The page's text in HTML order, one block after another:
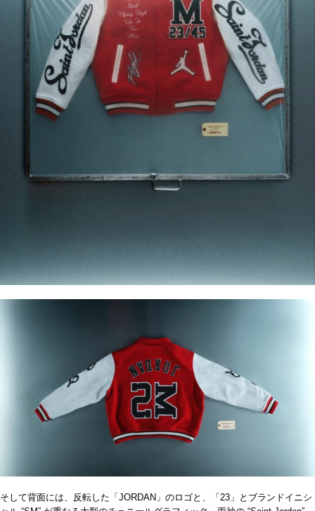
そして背面には、反転した「JORDAN」のロゴと、「23」とブランドイニシ